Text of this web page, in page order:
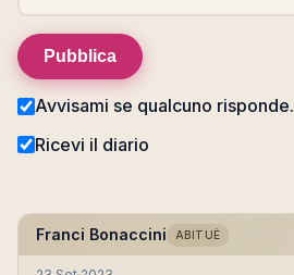
Pubblica
Avvisami se qualcuno risponde.
Ricevi il diario
Franci Bonaccini ABITUÈ